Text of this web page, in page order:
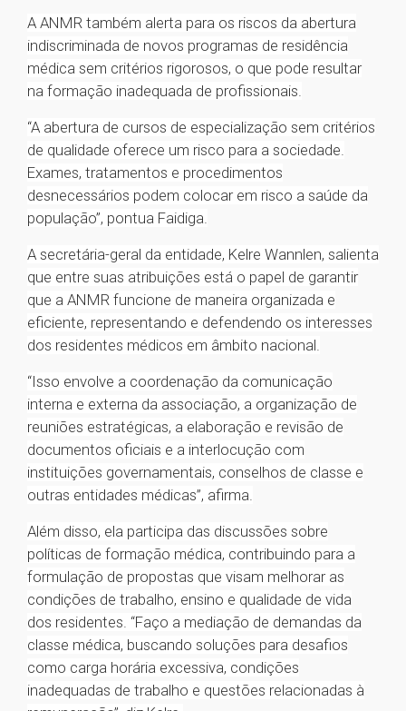
A ANMR também alerta para os riscos da abertura
indiscriminada de novos programas de residência
médica sem critérios rigorosos, o que pode resultar
na formação inadequada de profissionais.
“A abertura de cursos de especialização sem critérios
de qualidade oferece um risco para a sociedade.
Exames, tratamentos e procedimentos
desnecessários podem colocar em risco a saúde da
população”, pontua Faidiga.
A secretária-geral da entidade, Kelre Wannlen, salienta
que entre suas atribuições está o papel de garantir
que a ANMR funcione de maneira organizada e
eficiente, representando e defendendo os interesses
dos residentes médicos em âmbito nacional.
“Isso envolve a coordenação da comunicação
interna e externa da associação, a organização de
reuniões estratégicas, a elaboração e revisão de
documentos oficiais e a interlocução com
instituições governamentais, conselhos de classe e
outras entidades médicas”, afirma.
Além disso, ela participa das discussões sobre
políticas de formação médica, contribuindo para a
formulação de propostas que visam melhorar as
condições de trabalho, ensino e qualidade de vida
dos residentes. “Faço a mediação de demandas da
classe médica, buscando soluções para desafios
como carga horária excessiva, condições
inadequadas de trabalho e questões relacionadas à